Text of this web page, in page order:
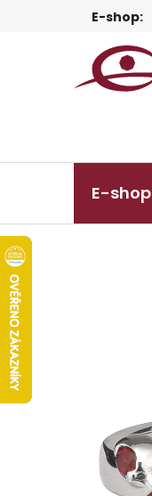
E-shop:
E-shop